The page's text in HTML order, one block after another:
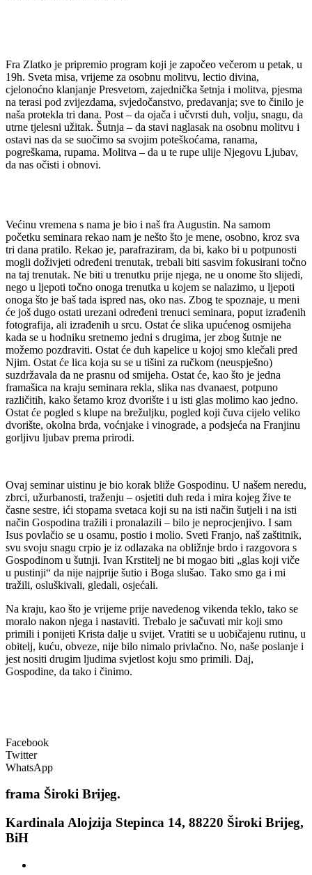
Fra Zlatko je pripremio program koji je započeo večerom u petak, u
19h. Sveta misa, vrijeme za osobnu molitvu, lectio divina,
cjelonoćno klanjanje Presvetom, zajednička šetnja i molitva, pjesma
na terasi pod zvijezdama, svjedočanstvo, predavanja; sve to činilo je
naša protekla tri dana. Post – da ojača i učvrsti duh, volju, snagu, da
utrne tjelesni užitak. Šutnja – da stavi naglasak na osobnu molitvu i
ostavi nas da se suočimo sa svojim poteškoćama, ranama,
pogreškama, rupama. Molitva – da u te rupe ulije Njegovu Ljubav,
da nas očisti i obnovi.
Većinu vremena s nama je bio i naš fra Augustin. Na samom
početku seminara rekao nam je nešto što je mene, osobno, kroz sva
tri dana pratilo. Rekao je, parafraziram, da bi, kako bi u potpunosti
mogli doživjeti određeni trenutak, trebali biti sasvim fokusirani točno
na taj trenutak. Ne biti u trenutku prije njega, ne u onome što slijedi,
nego u ljepoti točno onoga trenutka u kojem se nalazimo, u ljepoti
onoga što je baš tada ispred nas, oko nas. Zbog te spoznaje, u meni
će još dugo ostati urezani određeni trenuci seminara, poput izrađenih
fotografija, ali izrađenih u srcu. Ostat će slika upućenog osmijeha
kada se u hodniku sretnemo jedni s drugima, jer zbog šutnje ne
možemo pozdraviti. Ostat će duh kapelice u kojoj smo klečali pred
Njim. Ostat će lica koja su se u tišini za ručkom (neuspješno)
suzdržavala da ne prasnu od smijeha. Ostat će, kao što je jedna
framašica na kraju seminara rekla, slika nas dvanaest, potpuno
različitih, kako šetamo kroz dvorište i u isti glas molimo kao jedno.
Ostat će pogled s klupe na brežuljku, pogled koji čuva cijelo veliko
dvorište, okolna brda, voćnjake i vinograde, a podsjeća na Franjinu
gorljivu ljubav prema prirodi.
Ovaj seminar uistinu je bio korak bliže Gospodinu. U našem neredu,
zbrci, užurbanosti, traženju – osjetiti duh reda i mira kojeg žive te
časne sestre, ići stopama svetaca koji su na isti način šutjeli i na isti
način Gospodina tražili i pronalazili – bilo je neprocjenjivo. I sam
Isus povlačio se u osamu, postio i molio. Sveti Franjo, naš zaštitnik,
svu svoju snagu crpio je iz odlazaka na obližnje brdo i razgovora s
Gospodinom u šutnji. Ivan Krstitelj ne bi mogao biti „glas koji viče
u pustinji“ da nije najprije šutio i Boga slušao. Tako smo ga i mi
tražili, osluškivali, gledali, osjećali.
Na kraju, kao što je vrijeme prije navedenog vikenda teklo, tako se
moralo nakon njega i nastaviti. Trebalo je sačuvati mir koji smo
primili i ponijeti Krista dalje u svijet. Vratiti se u uobičajenu rutinu, u
obitelj, kuću, obveze, nije bilo nimalo privlačno. No, naše poslanje i
jest nositi drugim ljudima svjetlost koju smo primili. Daj,
Gospodine, da tako i činimo.
Facebook
Twitter
WhatsApp
frama Široki Brijeg.
Kardinala Alojzija Stepinca 14, 88220 Široki Brijeg,
BiH